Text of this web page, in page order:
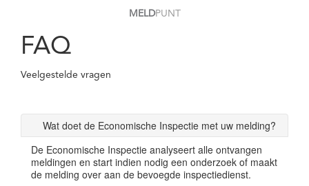
MELDPUNT
FAQ
Veelgestelde vragen
Wat doet de Economische Inspectie met uw melding?
De Economische Inspectie analyseert alle ontvangen
meldingen en start indien nodig een onderzoek of maakt
de melding over aan de bevoegde inspectiedienst.